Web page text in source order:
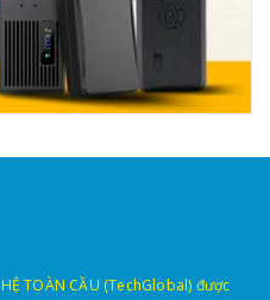
TOÀN CẦU (TechGlobal) được